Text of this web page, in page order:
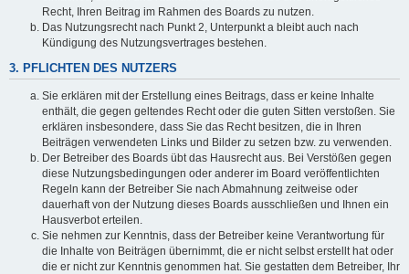
Recht, Ihren Beitrag im Rahmen des Boards zu nutzen.
Das Nutzungsrecht nach Punkt 2, Unterpunkt a bleibt auch nach
Kündigung des Nutzungsvertrages bestehen.
3. PFLICHTEN DES NUTZERS
Sie erklären mit der Erstellung eines Beitrags, dass er keine Inhalte
enthält, die gegen geltendes Recht oder die guten Sitten verstoßen. Sie
erklären insbesondere, dass Sie das Recht besitzen, die in Ihren
Beiträgen verwendeten Links und Bilder zu setzen bzw. zu verwenden.
Der Betreiber des Boards übt das Hausrecht aus. Bei Verstößen gegen
diese Nutzungsbedingungen oder anderer im Board veröffentlichten
Regeln kann der Betreiber Sie nach Abmahnung zeitweise oder
dauerhaft von der Nutzung dieses Boards ausschließen und Ihnen ein
Hausverbot erteilen.
Sie nehmen zur Kenntnis, dass der Betreiber keine Verantwortung für
die Inhalte von Beiträgen übernimmt, die er nicht selbst erstellt hat oder
die er nicht zur Kenntnis genommen hat. Sie gestatten dem Betreiber, Ihr